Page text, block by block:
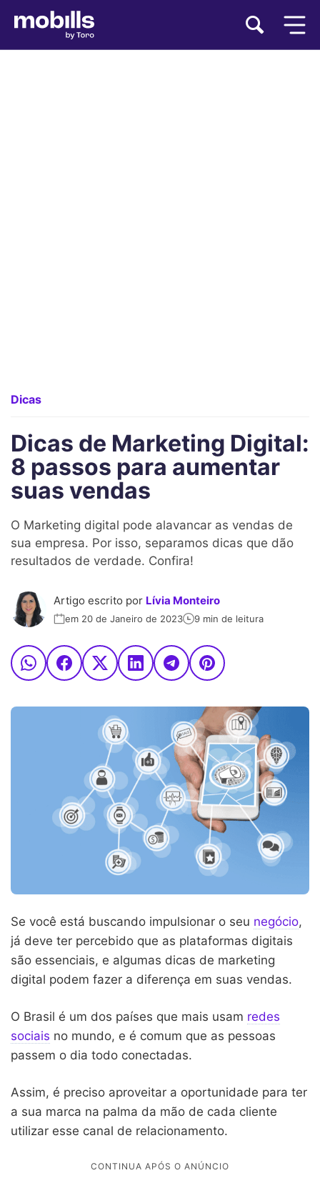
Dicas
Dicas de Marketing Digital:
8 passos para aumentar
suas vendas
O Marketing digital pode alavancar as vendas de
sua empresa. Por isso, separamos dicas que dão
resultados de verdade. Confira!
Artigo escrito por Lívia Monteiro
em 20 de Janeiro de 2023 9 min de leitura
Se você está buscando impulsionar o seu negócio,
já deve ter percebido que as plataformas digitais
são essenciais, e algumas dicas de marketing
digital podem fazer a diferença em suas vendas.
O Brasil é um dos países que mais usam redes
sociais no mundo, e é comum que as pessoas
passem o dia todo conectadas.
Assim, é preciso aproveitar a oportunidade para ter
a sua marca na palma da mão de cada cliente
utilizar esse canal de relacionamento.